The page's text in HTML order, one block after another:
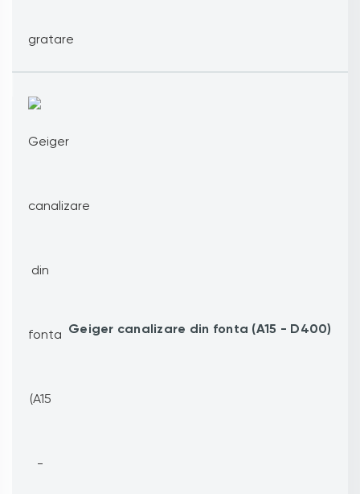
Geiger canalizare din fonta (A15 - D400)